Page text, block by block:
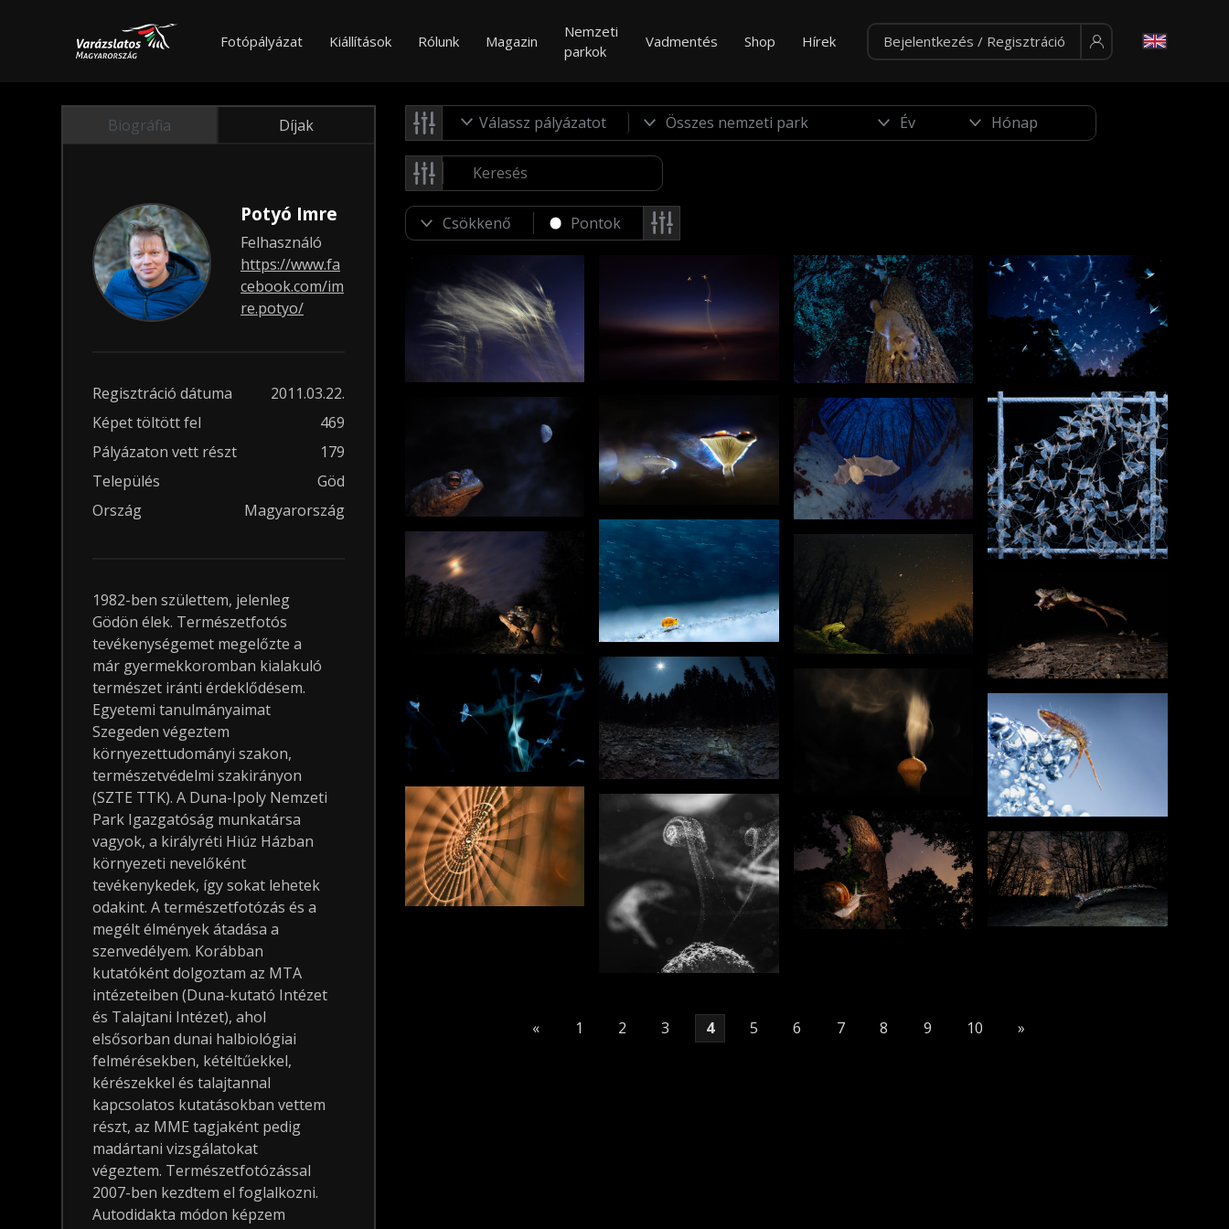
Fotópályázat Kiállítások Rólunk Magazin
Nemzeti
parkok
Vadmentés Shop Hírek Bejelentkezés / Regisztráció
Biográfia Díjak
Potyó Imre
Felhasználó
https://www.fa
cebook.com/im
re.potyo/
Regisztráció dátuma
2011.03.22.
Képet töltött fel
469
Pályázaton vett részt
179
Település
Göd
Ország
Magyarország
1982-ben születtem, jelenleg
Gödön élek. Természetfotós
tevékenységemet megelőzte a
már gyermekkoromban kialakuló
természet iránti érdeklődésem.
Egyetemi tanulmányaimat
Szegeden végeztem
környezettudományi szakon,
természetvédelmi szakirányon
(SZTE TTK). A Duna-Ipoly Nemzeti
Park Igazgatóság munkatársa
vagyok, a királyréti Hiúz Házban
környezeti nevelőként
tevékenykedek, így sokat lehetek
odakint. A természetfotózás és a
megélt élmények átadása a
szenvedélyem. Korábban
kutatóként dolgoztam az MTA
intézeteiben (Duna-kutató Intézet
és Talajtani Intézet), ahol
elsősorban dunai halbiológiai
felmérésekben, kétéltűekkel,
kérészekkel és talajtannal
kapcsolatos kutatásokban vettem
részt, az MME tagjaként pedig
madártani vizsgálatokat
végeztem. Természetfotózással
2007-ben kezdtem el foglalkozni.
Autodidakta módon képzem
Válassz pályázatot
Pontok
« 1 2 3 4 5 6 7 8 9 10 »